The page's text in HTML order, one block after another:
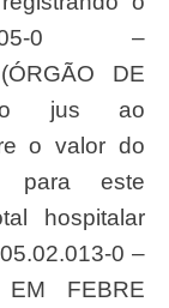
0 –
DE
jus ao
o valor do
para este
hospitalar
0 –
EM FEBRE